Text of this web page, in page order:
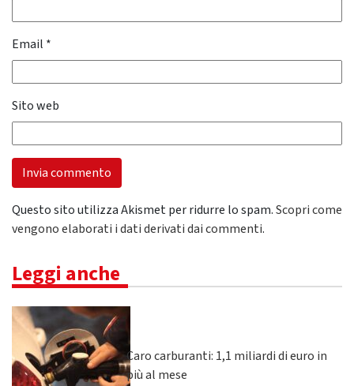
Email *
Sito web
Questo sito utilizza Akismet per ridurre lo spam.Scopri come
vengono elaborati i dati derivati dai commenti.
Leggi anche
Caro carburanti: 1,1 miliardi di euro in
più al mese